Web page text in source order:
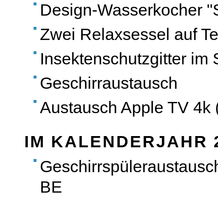
Design-Wasserkocher
Zwei Relaxsessel auf
Insektenschutzgitter im
Geschirraustausch
Austausch Apple TV 4k
IM KALENDERJAHR
BE